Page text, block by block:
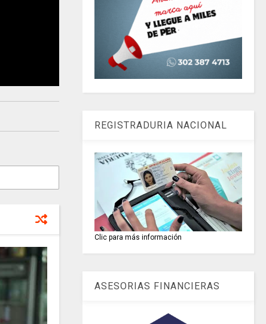
REGISTRADURIA NACIONAL
Clic para más información
ASESORIAS FINANCIERAS